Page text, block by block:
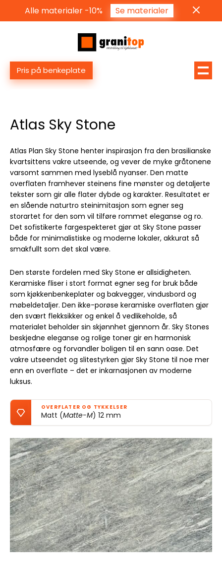
Alle materialer -10% Se materialer
Pris på benkeplate
Atlas Sky Stone
Atlas Plan Sky Stone henter inspirasjon fra den brasilianske
kvartsittens vakre utseende, og vever de myke gråtonene
varsomt sammen med lyseblå nyanser. Den matte
overflaten framhever steinens fine mønster og detaljerte
tekster som gir alle flater dybde og karakter. Resultatet er
en slående naturtro steinimitasjon som egner seg
storartet for den som vil tilføre rommet eleganse og ro.
Det sofistikerte fargespekteret gjør at Sky Stone passer
både for minimalistiske og moderne lokaler, akkurat så
smakfullt som det skal være.
Den største fordelen med Sky Stone er allsidigheten.
Keramiske fliser i stort format egner seg for bruk både
som kjøkkenbenkeplater og bakvegger, vindusbord og
møbeldetaljer. Den ikke-porøse keramiske overflaten gjør
den svært flekksikker og enkel å vedlikeholde, så
materialet beholder sin skjønnhet gjennom år. Sky Stones
beskjedne eleganse og rolige toner gir en harmonisk
atmosfære og forvandler boligen til en sann oase. Det
vakre utseendet og slitestyrken gjør Sky Stone til noe mer
enn en overflate – det er inkarnasjonen av moderne
luksus.
OVERFLATER OG TYKKELSER
Matt (Matte-M) 12 mm